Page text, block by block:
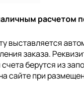
расчетом
выставляется
заказа.
берутся из
сайте при